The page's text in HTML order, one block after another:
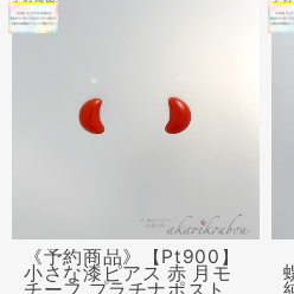
《予約商品》【Pt900】
小さな漆ピアス 赤 月モ